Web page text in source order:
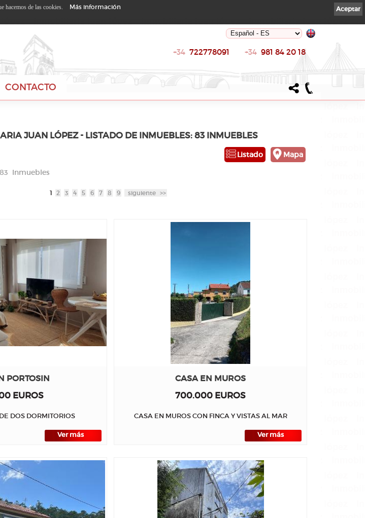
+34 981 84 20 18
+34 722778091
CONTACTO
JUAN LÓPEZ - LISTADO DE INMUEBLES: 83 INMUEBLES
Mapa
Listado
Inmuebles
1 2 3 4 5 6 7 8 9 siguiente >>
PORTOSIN
EUROS
DOS DORMITORIOS
Ver más
CASA EN MUROS
700.000 EUROS
CASA EN MUROS CON FINCA Y VISTAS AL MAR
Ver más
Aceptar
hacemos de las cookies. Más información